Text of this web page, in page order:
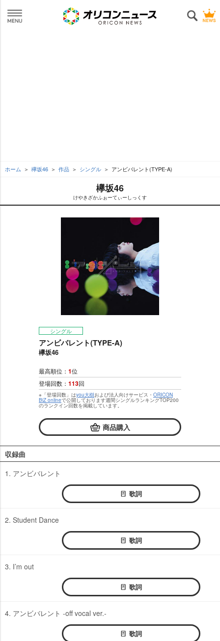
ホーム 欅坂46 作品 シングル アンビバレント(TYPE-A)
欅坂46
けやきざかふぉーてぃーしっくす
シングル
アンビバレント(TYPE-A)
欅坂46
最高順位： 1位
登場回数： 113回
※「登場回数」はyou大樹および法人向けサービス・ ORICON
BiZ onlineで公開しております週間シングルランキングTOP200
のランクイン回数を掲載しています。
商品購入
収録曲
1. アンビバレント
歌詞
2. Student Dance
歌詞
3. I’m out
歌詞
4. アンビバレント -off vocal ver.-
歌詞